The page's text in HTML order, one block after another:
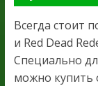
Всегда стоит
и Red Dead
Специально
можно